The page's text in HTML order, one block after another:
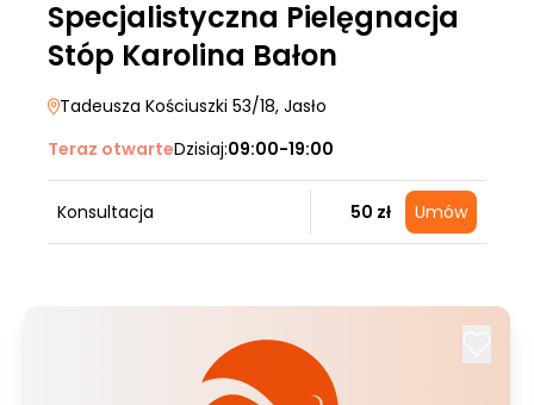
Specjalistyczna Pielęgnacja
Stóp Karolina Bałon
Tadeusza Kościuszki 53/18, Jasło
Teraz otwarteDzisiaj:09:00-19:00
Konsultacja 50 zł Umów